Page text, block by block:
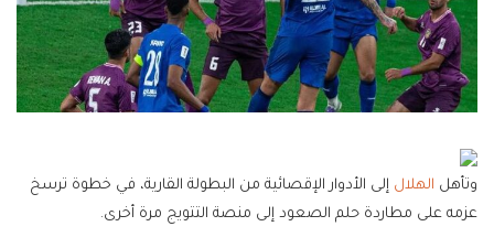
وتأهل الهلال إلى الأدوار الإقصائية من البطولة القارية، في خطوة ترسخ
عزمه على مطاردة حلم الصعود إلى منصة التتويج مرة أخرى.